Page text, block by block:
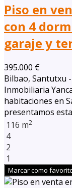
Piso en
con 4
garaje y
395.000 €
Bilbao, Santutxu
Inmobiliaria
habitaciones en
presentamos
116 m2
4
2
1
Marcar como